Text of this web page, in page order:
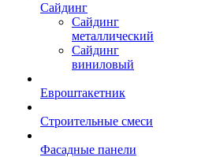
Сайдинг
Сайдинг
металлический
Сайдинг
виниловый
Евроштакетник
Строительные смеси
Фасадные панели